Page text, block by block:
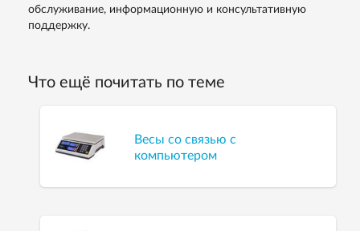
обслуживание, информационную и консультативную
поддержку.
Что ещё почитать по теме
Весы со связью с
компьютером